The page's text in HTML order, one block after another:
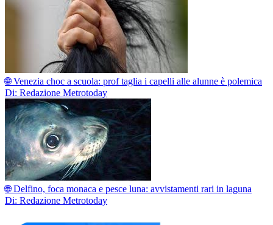
🌐 Venezia choc a scuola: prof taglia i capelli alle alunne è polemica
Di: Redazione Metrotoday
🌐 Delfino, foca monaca e pesce luna: avvistamenti rari in laguna
Di: Redazione Metrotoday